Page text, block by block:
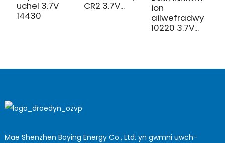
uchel 3.7V
14430
CR2 3.7V...
ion
ailwefradwy
10220 3.7V...
Mae Shenzhen Boying Energy Co., Ltd. yn gwmni uwch-